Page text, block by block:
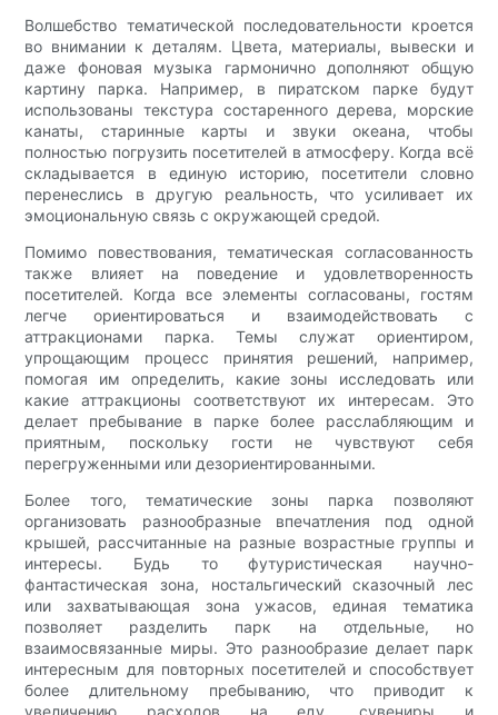
Волшебство тематической последовательности кроется
во внимании к деталям. Цвета, материалы, вывески и
даже фоновая музыка гармонично дополняют общую
картину парка. Например, в пиратском парке будут
использованы текстура состаренного дерева, морские
канаты, старинные карты и звуки океана, чтобы
полностью погрузить посетителей в атмосферу. Когда всё
складывается в единую историю, посетители словно
перенеслись в другую реальность, что усиливает их
эмоциональную связь с окружающей средой.
Помимо повествования, тематическая согласованность
также влияет на поведение и удовлетворенность
посетителей. Когда все элементы согласованы, гостям
легче ориентироваться и взаимодействовать с
аттракционами парка. Темы служат ориентиром,
упрощающим процесс принятия решений, например,
помогая им определить, какие зоны исследовать или
какие аттракционы соответствуют их интересам. Это
делает пребывание в парке более расслабляющим и
приятным, поскольку гости не чувствуют себя
перегруженными или дезориентированными.
Более того, тематические зоны парка позволяют
организовать разнообразные впечатления под одной
крышей, рассчитанные на разные возрастные группы и
интересы. Будь то футуристическая научно-
фантастическая зона, ностальгический сказочный лес
или захватывающая зона ужасов, единая тематика
позволяет разделить парк на отдельные, но
взаимосвязанные миры. Это разнообразие делает парк
интересным для повторных посетителей и способствует
более длительному пребыванию, что приводит к